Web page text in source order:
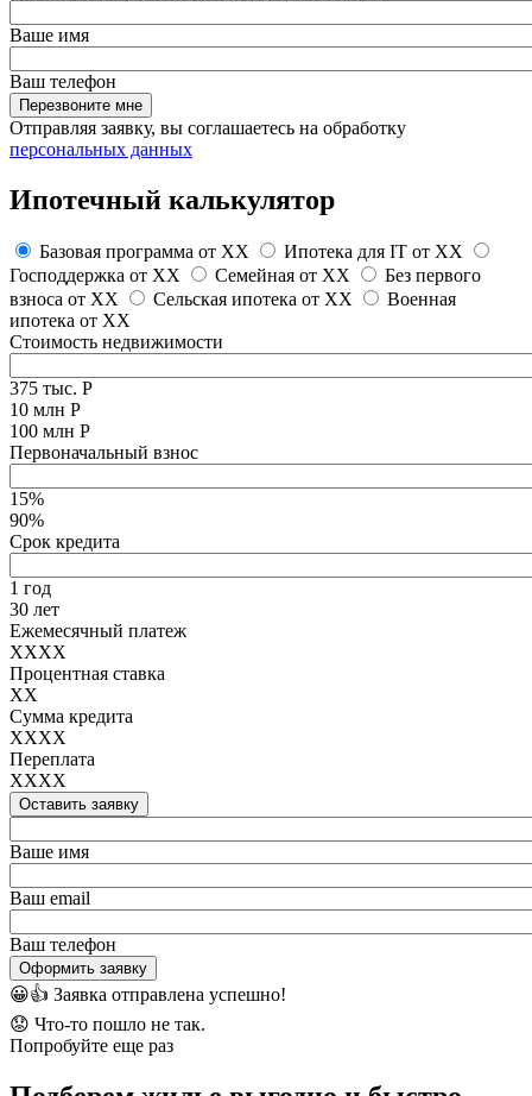
Ваше имя
Ваш телефон
Перезвоните мне
Отправляя заявку, вы соглашаетесь на обработку
персональных данных
Ипотечный калькулятор
Базовая программа от XX Ипотека для IT от XX
Господдержка от XX Семейная от XX
Без первого
взноса от XX Сельская ипотека от XX
Военная
ипотека от XX
Стоимость недвижимости
375 тыс. Р
10 млн Р
100 млн Р
Первоначальный взнос
15%
90%
Срок кредита
1 год
30 лет
Ежемесячный платеж
XXXX
Процентная ставка
XX
Сумма кредита
XXXX
Переплата
XXXX
Оставить заявку
Ваше имя
Ваш email
Ваш телефон
Оформить заявку
😀👍 Заявка отправлена успешно!
😟 Что-то пошло не так.
Попробуйте еще раз